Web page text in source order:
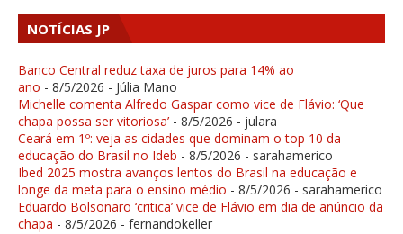
NOTÍCIAS JP
Banco Central reduz taxa de juros para 14% ao
ano - 8/5/2026 - Júlia Mano
Michelle comenta Alfredo Gaspar como vice de Flávio: ‘Que
chapa possa ser vitoriosa’ - 8/5/2026 - julara
Ceará em 1º: veja as cidades que dominam o top 10 da
educação do Brasil no Ideb - 8/5/2026 - sarahamerico
Ibed 2025 mostra avanços lentos do Brasil na educação e
longe da meta para o ensino médio - 8/5/2026 - sarahamerico
Eduardo Bolsonaro ‘critica’ vice de Flávio em dia de anúncio da
chapa - 8/5/2026 - fernandokeller